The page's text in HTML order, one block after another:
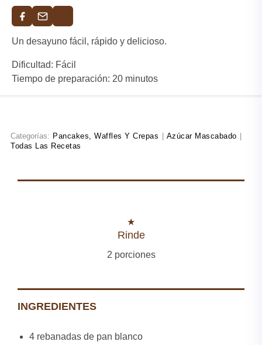
Un desayuno fácil, rápido y delicioso.
Dificultad: Fácil
Tiempo de preparación: 20 minutos
Categorías: Pancakes, Waffles Y Crepas Azúcar Mascabado
Todas Las Recetas
Rinde
2 porciones
INGREDIENTES
4 rebanadas de pan blanco